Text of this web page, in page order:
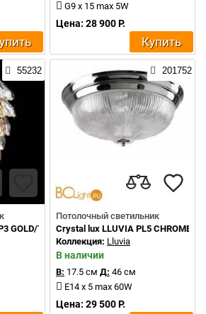
G9 x 15 max 5W
Цена: 28 900 Р.
Купить
55232
GOLD/TRANSPARENT
201752
Потолочный светильник
Crystal lux LLUVIA PL5 CHROME
Коллекция: Lluvia
В наличии
В: 17.5 см Д: 46 см
E14 x 5 max 60W
Цена: 29 500 Р.